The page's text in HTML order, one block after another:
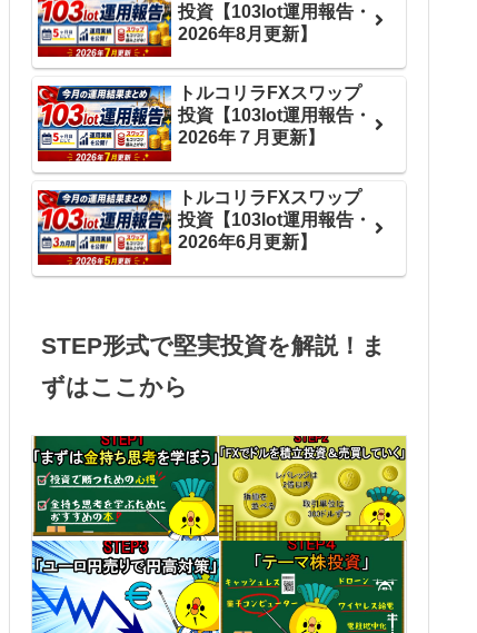
投資【103lot運用報告・
2026年8月更新】
トルコリラFXスワップ
投資【103lot運用報告・
2026年７月更新】
トルコリラFXスワップ
投資【103lot運用報告・
2026年6月更新】
STEP形式で堅実投資を解説！ま
ずはここから